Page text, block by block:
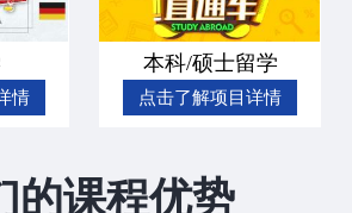
情
本科/硕士留学
点击了解项目详情
的课程优势